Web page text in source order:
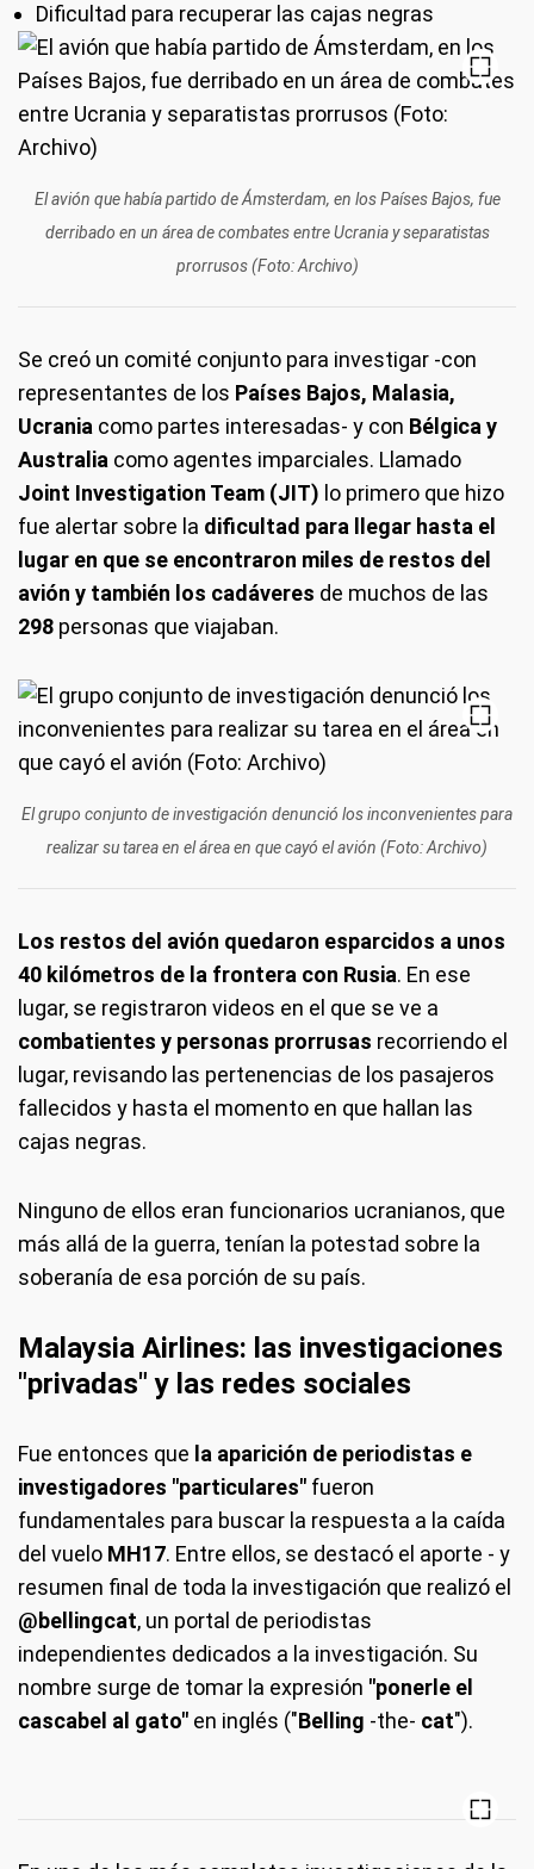
Dificultad para recuperar las cajas negras
El avión que había partido de Ámsterdam, en los Países Bajos, fue
derribado en un área de combates entre Ucrania y separatistas
prorrusos (Foto: Archivo)
Se creó un comité conjunto para investigar -con
representantes de los Países Bajos, Malasia,
Ucrania como partes interesadas- y con Bélgica y
Australia como agentes imparciales. Llamado
Joint Investigation Team (JIT) lo primero que hizo
fue alertar sobre la dificultad para llegar hasta el
lugar en que se encontraron miles de restos del
avión y también los cadáveres de muchos de las
298 personas que viajaban.
El grupo conjunto de investigación denunció los inconvenientes para
realizar su tarea en el área en que cayó el avión (Foto: Archivo)
Los restos del avión quedaron esparcidos a unos
40 kilómetros de la frontera con Rusia. En ese
lugar, se registraron videos en el que se ve a
combatientes y personas prorrusas recorriendo el
lugar, revisando las pertenencias de los pasajeros
fallecidos y hasta el momento en que hallan las
cajas negras.
Ninguno de ellos eran funcionarios ucranianos, que
más allá de la guerra, tenían la potestad sobre la
soberanía de esa porción de su país.
Malaysia Airlines: las investigaciones
"privadas" y las redes sociales
Fue entonces que la aparición de periodistas e
investigadores "particulares" fueron
fundamentales para buscar la respuesta a la caída
del vuelo MH17. Entre ellos, se destacó el aporte - y
resumen final de toda la investigación que realizó el
@bellingcat, un portal de periodistas
independientes dedicados a la investigación. Su
nombre surge de tomar la expresión "ponerle el
cascabel al gato" en inglés ("Belling -the- cat").